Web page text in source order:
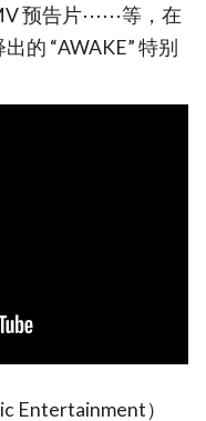
预告片⋯⋯等，在
的 “AWAKE” 特别
Entertainment）